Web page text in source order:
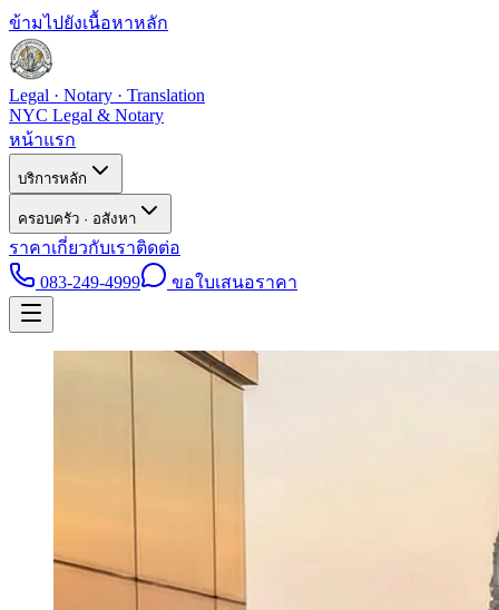
ข้ามไปยังเนื้อหาหลัก
Legal · Notary · Translation
NYC Legal & Notary
หน้าแรก
บริการหลัก
ครอบครัว · อสังหา
ราคาเกี่ยวกับเราติดต่อ
083-249-4999
ขอใบเสนอราคา